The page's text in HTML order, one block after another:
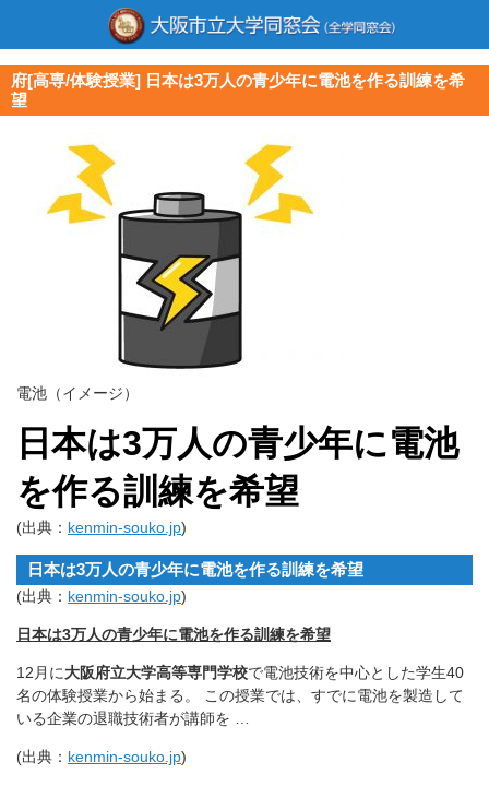
府[高専/体験授業] 日本は3万人の青少年に電池を作る訓練を希
望
電池（イメージ）
日本は3万人の青少年に電池
を作る訓練を希望
(出典： kenmin-souko.jp)
日本は3万人の青少年に電池を作る訓練を希望
(出典： kenmin-souko.jp)
日本は3万人の青少年に電池を作る訓練を希望
12月に大阪府立大学高等専門学校で電池技術を中心とした学生40
名の体験授業から始まる。 この授業では、 すでに電池を製造して
いる企業の退職技術者が講師を …
(出典： kenmin-souko.jp)